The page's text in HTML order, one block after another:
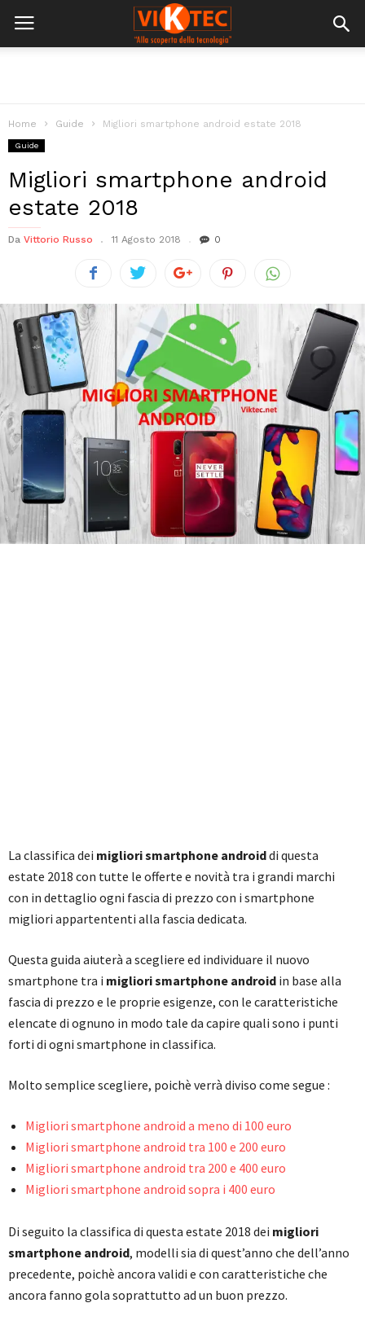
Home Guide Migliori smartphone android estate 2018
Guide
Migliori smartphone android
estate 2018
Da Vittorio Russo 11 Agosto 2018 0
La classifica dei migliori smartphone androiddi questa
estate 2018 con tutte le offerte e novità tra i grandi marchi
con in dettaglio ogni fascia di prezzo con i smartphone
migliori appartententi alla fascia dedicata.
Questa guida aiuterà a scegliere ed individuare il nuovo
smartphone tra i migliori smartphone android in base alla
fascia di prezzo e le proprie esigenze, con le caratteristiche
elencate di ognuno in modo tale da capire quali sono i punti
forti di ogni smartphone in classifica.
Molto semplice scegliere, poichè verrà diviso come segue :
Migliori smartphone android a meno di 100 euro
Migliori smartphone android tra 100 e 200 euro
Migliori smartphone android tra 200 e 400 euro
Migliori smartphone android sopra i 400 euro
Di seguito la classifica di questa estate 2018 dei migliori
smartphone android, modelli sia di quest’anno che dell’anno
precedente, poichè ancora validi e con caratteristiche che
ancora fanno gola soprattutto ad un buon prezzo.